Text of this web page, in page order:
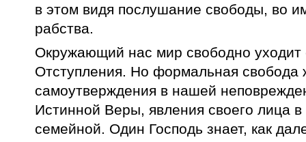
в этом видя послушание свободы, во
рабства.
Окружающий нас мир свободно уходит
Отступления. Но формальная свобода
самоутверждения в нашей
Истинной Веры, явления своего лица
семейной. Один Господь знает, как